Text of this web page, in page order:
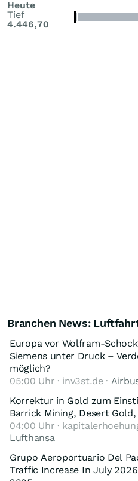
Heute
Tief
4.446,70
Branchen News:
Europa vor Wolfram-
Siemens unter Druck –
möglich?
05:00 Uhr · inv3st.de ·
Korrektur in Gold zum
Barrick Mining, Desert
04:00 Uhr ·
Lufthansa
Grupo Aeroportuario Del
Traffic Increase In July